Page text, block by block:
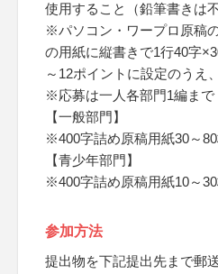
使用すること（鉛筆書きは不
※パソコン・ワープロ原稿
の用紙に縦書きで1行40字
～12ポイントに設定のうえ
※応募は一人各部門1編まで
【一般部門】
※400字詰め原稿用紙30～
【青少年部門】
※400字詰め原稿用紙10～
参加方法
提出物を下記提出先まで郵